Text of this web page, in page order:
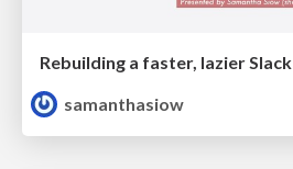
Rebuilding a faster, lazier Slack
samanthasiow